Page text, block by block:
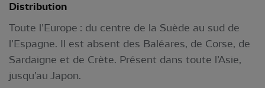
Distribution
Toute l’Europe : du centre de la Suède au sud de
l’Espagne. Il est absent des Baléares, de Corse, de
Sardaigne et de Crète. Présent dans toute l’Asie,
jusqu’au Japon.